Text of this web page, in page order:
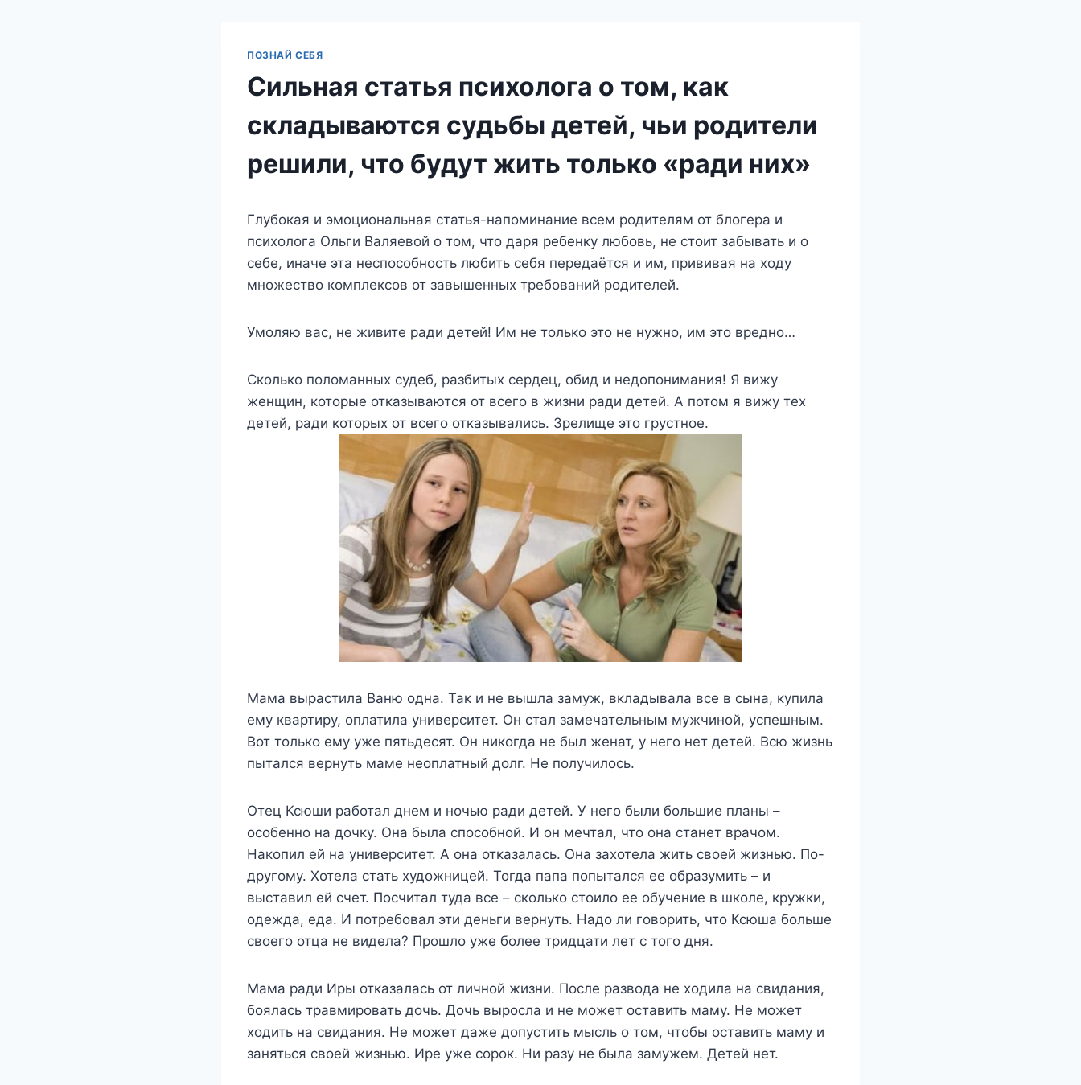
ПОЗНАЙ СЕБЯ
Сильная статья психолога о том, как
складываются судьбы детей, чьи родители
решили, что будут жить только «ради них»
Глубокая и эмоциональная статья-напоминание всем родителям от блогера и
психолога Ольги Валяевой о том, что даря ребенку любовь, не стоит забывать и о
себе, иначе эта неспособность любить себя передаётся и им, прививая на ходу
множество комплексов от завышенных требований родителей.
Умоляю вас, не живите ради детей! Им не только это не нужно, им это вредно…
Сколько поломанных судеб, разбитых сердец, обид и недопонимания! Я вижу
женщин, которые отказываются от всего в жизни ради детей. А потом я вижу тех
детей, ради которых от всего отказывались. Зрелище это грустное.
Мама вырастила Ваню одна. Так и не вышла замуж, вкладывала все в сына, купила
ему квартиру, оплатила университет. Он стал замечательным мужчиной, успешным.
Вот только ему уже пятьдесят. Он никогда не был женат, у него нет детей. Всю жизнь
пытался вернуть маме неоплатный долг. Не получилось.
Отец Ксюши работал днем и ночью ради детей. У него были большие планы –
особенно на дочку. Она была способной. И он мечтал, что она станет врачом.
Накопил ей на университет. А она отказалась. Она захотела жить своей жизнью. По-
другому. Хотела стать художницей. Тогда папа попытался ее образумить – и
выставил ей счет. Посчитал туда все – сколько стоило ее обучение в школе, кружки,
одежда, еда. И потребовал эти деньги вернуть. Надо ли говорить, что Ксюша больше
своего отца не видела? Прошло уже более тридцати лет с того дня.
Мама ради Иры отказалась от личной жизни. После развода не ходила на свидания,
боялась травмировать дочь. Дочь выросла и не может оставить маму. Не может
ходить на свидания. Не может даже допустить мысль о том, чтобы оставить маму и
заняться своей жизнью. Ире уже сорок. Ни разу не была замужем. Детей нет.